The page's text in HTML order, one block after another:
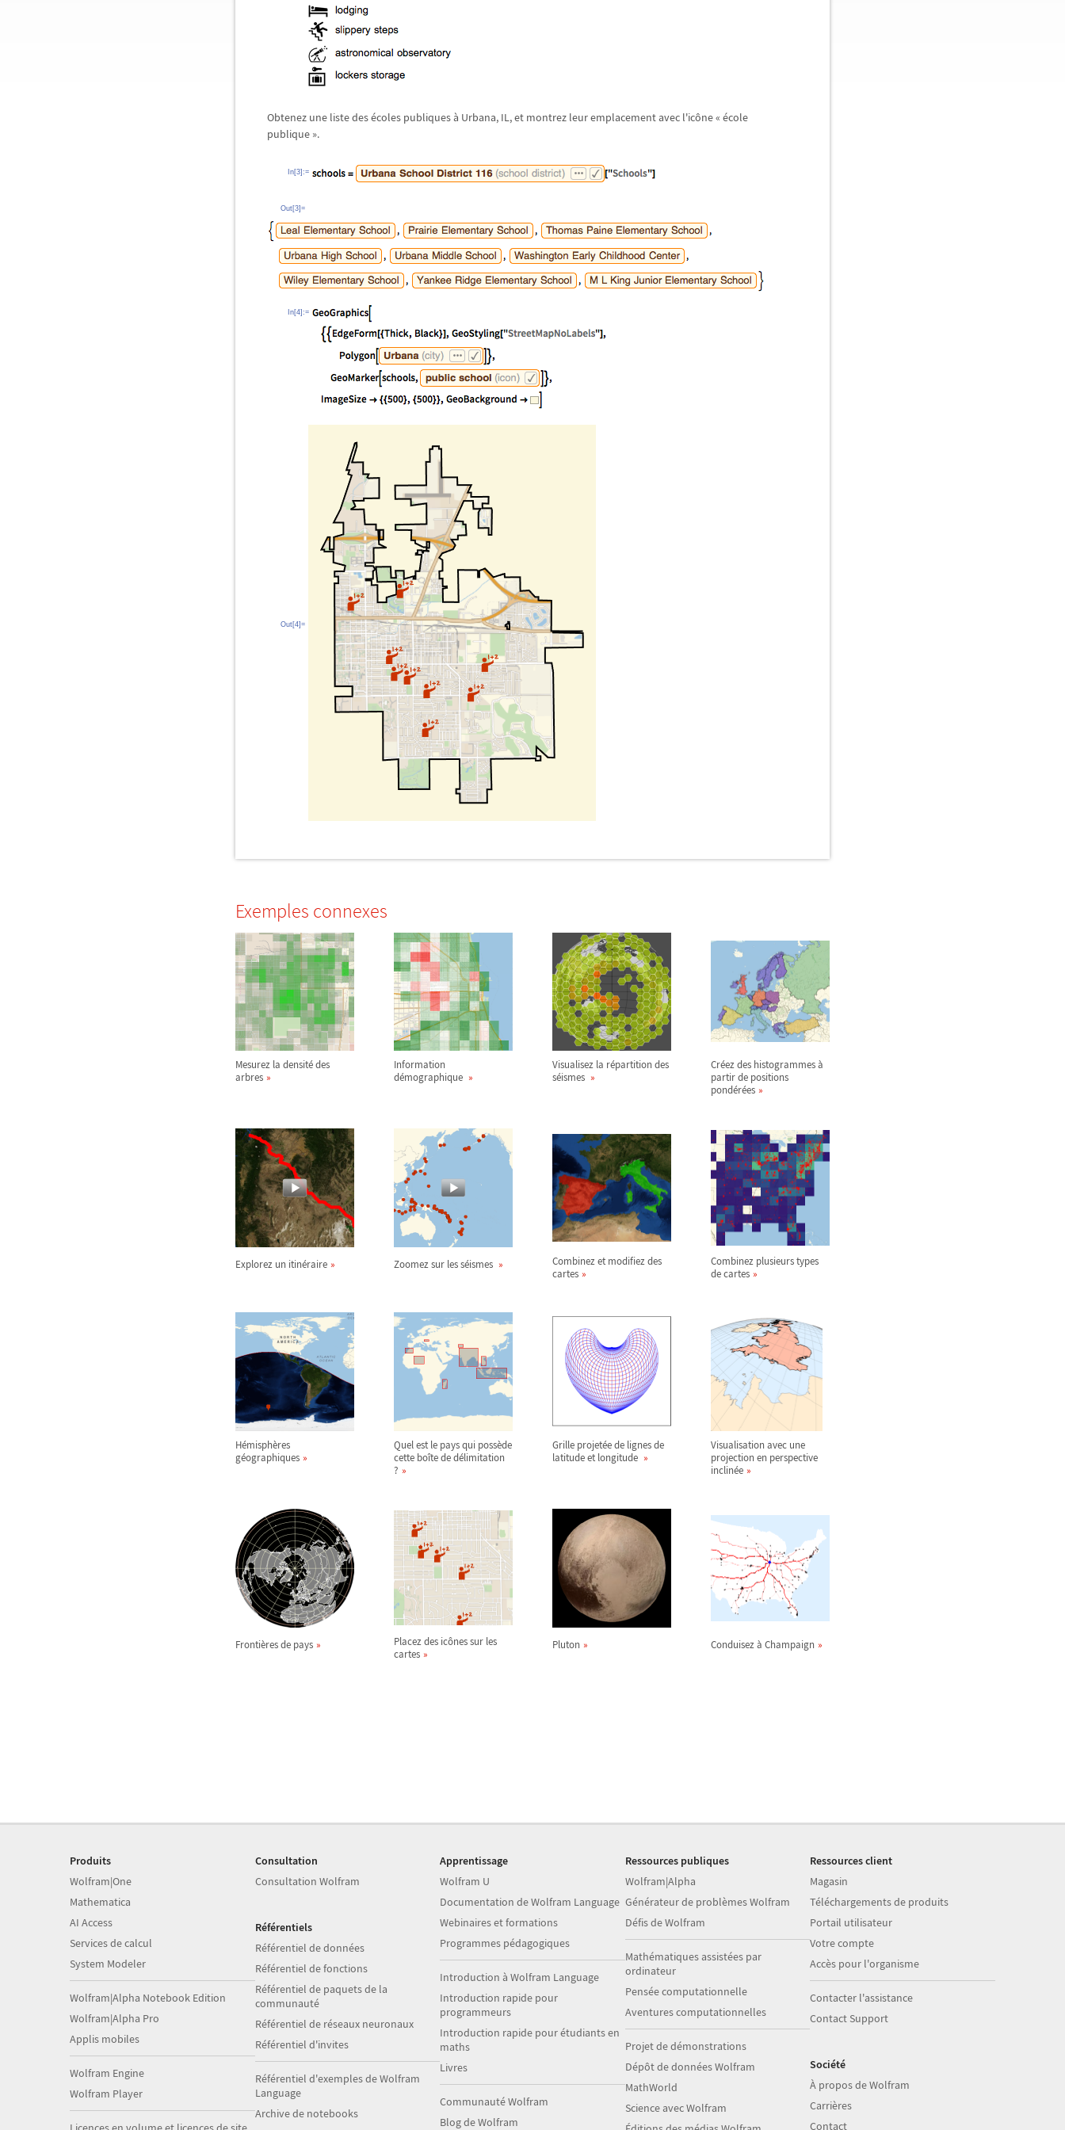
Obtenez une liste des écoles publiques à Urbana, IL, et montrez leur emplacement avec l'icône « école
publique ».
In[3]:=
Out[3]=
In[4]:=
Out[4]=
Exemples connexes
Mesurez la densité des
arbres
Information
démographique
Visualisez la répartition des
séismes
Créez des histogrammes à
partir de positions
pondérées
Explorez un itinéraire Zoomez sur les séismes
Combinez et modifiez des
cartes
Combinez plusieurs types
de cartes
Hémisphères
géographiques
Quel est le pays qui possède
cette boîte de délimitation
?
Grille projetée de lignes de
latitude et longitude
Visualisation avec une
projection en perspective
inclinée
Frontières de pays
Placez des icônes sur les
cartes
Pluton Conduisez à Champaign
Produits
Wolfram|One
Mathematica
AI Access
Services de calcul
System Modeler
Wolfram|Alpha Notebook Edition
Wolfram|Alpha Pro
Applis mobiles
Wolfram Engine
Wolfram Player
Consultation
Consultation Wolfram
Référentiels
Référentiel de données
Référentiel de fonctions
Référentiel de paquets de la
communauté
Référentiel de réseaux neuronaux
Référentiel d'invites
Référentiel d'exemples de Wolfram
Language
Archive de notebooks
Apprentissage
Wolfram U
Documentation de Wolfram Language
Webinaires et formations
Programmes pédagogiques
Introduction à Wolfram Language
Introduction rapide pour
programmeurs
Introduction rapide pour étudiants en
maths
Livres
Communauté Wolfram
Blog de Wolfram
Ressources publiques
Wolfram|Alpha
Générateur de problèmes Wolfram
Défis de Wolfram
Mathématiques assistées par
ordinateur
Pensée computationnelle
Aventures computationnelles
Projet de démonstrations
Dépôt de données Wolfram
MathWorld
Science avec Wolfram
Ressources client
Magasin
Téléchargements de produits
Portail utilisateur
Votre compte
Accès pour l'organisme
Contacter l'assistance
Contact Support
Société
À propos de Wolfram
Carrières
Contact